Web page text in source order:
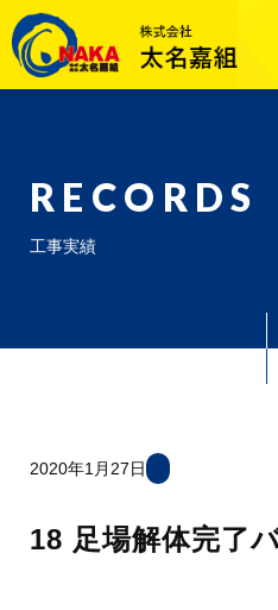
RECORDS
工事実績
2020年1月27日
18 足場解体完了